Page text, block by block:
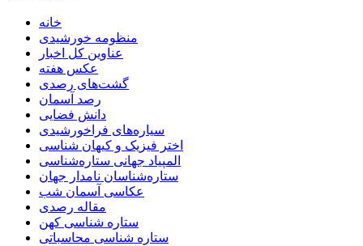
خانه
منظومه خورشیدی
عناوین کل اخبار
عکس هفته
گشت‌های رصدی
رصد آسمان
دانش فضایی
سیاره‌های فراخورشیدی
اختر فیزیک و کیهان شناسی
المپیاد جهانی ستاره‌شناسی
ستاره‌شناسان نامدار جهان
عکاسی آسمان شب
مقاله رصدی
ستاره شناسی کهن
ستاره شناسی محاسباتی